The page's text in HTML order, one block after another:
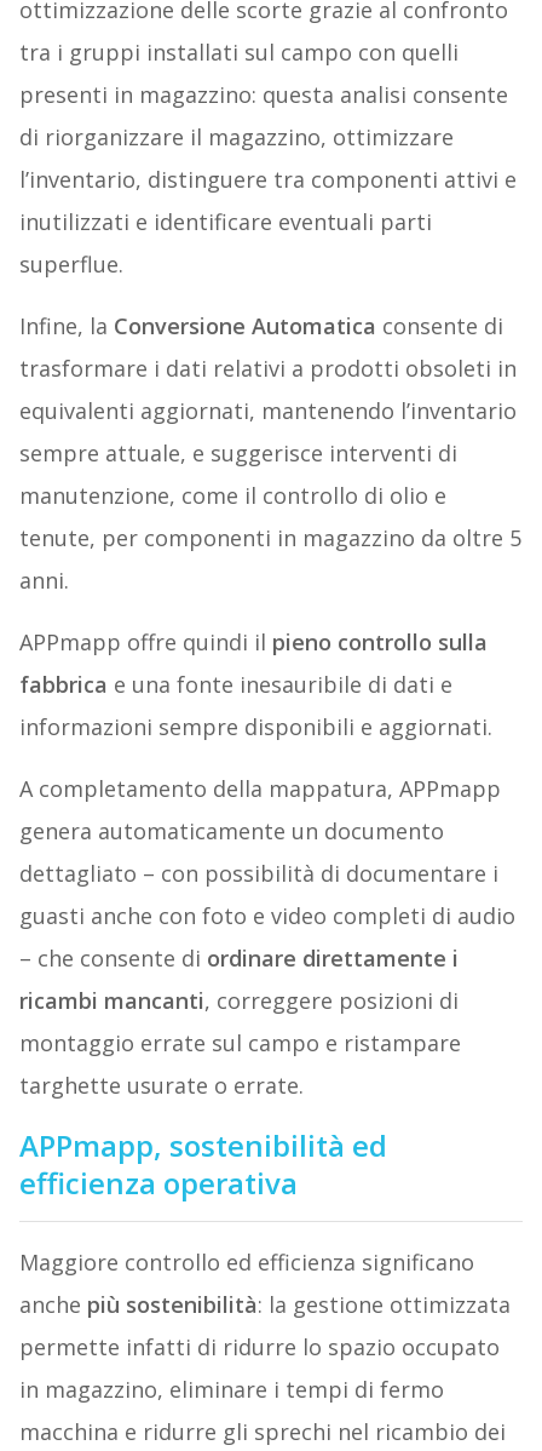
ottimizzazione delle scorte grazie al confronto
tra i gruppi installati sul campo con quelli
presenti in magazzino: questa analisi consente
di riorganizzare il magazzino, ottimizzare
l’inventario, distinguere tra componenti attivi e
inutilizzati e identificare eventuali parti
superflue.
Infine, la Conversione Automatica consente di
trasformare i dati relativi a prodotti obsoleti in
equivalenti aggiornati, mantenendo l’inventario
sempre attuale, e suggerisce interventi di
manutenzione, come il controllo di olio e
tenute, per componenti in magazzino da oltre 5
anni.
APPmapp offre quindi il pieno controllo sulla
fabbrica e una fonte inesauribile di dati e
informazioni sempre disponibili e aggiornati.
A completamento della mappatura, APPmapp
genera automaticamente un documento
dettagliato – con possibilità di documentare i
guasti anche con foto e video completi di audio
– che consente di ordinare direttamente i
ricambi mancanti, correggere posizioni di
montaggio errate sul campo e ristampare
targhette usurate o errate.
APPmapp, sostenibilità ed
efficienza operativa
Maggiore controllo ed efficienza significano
anche più sostenibilità: la gestione ottimizzata
permette infatti di ridurre lo spazio occupato
in magazzino, eliminare i tempi di fermo
macchina e ridurre gli sprechi nel ricambio dei